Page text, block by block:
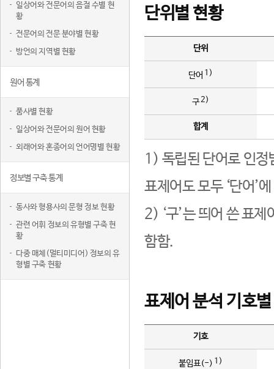
일상어와 전문어의 음절 수별 현
황
전문어의 전문 분야별 현황
방언의 지역별 현황
원어 통계
품사별 현황
일상어와 전문어의 원어 현황
외래어와 혼종어의 언어명별 현황
정보별 구축 통계
동사와 형용사의 문형 정보 현황
관련 어휘 정보의 유형별 구축 현
황
다중 매체(멀티미디어) 정보의 유
형별 구축 현황
단위별 현황
단위
단어 1)
구2)
합계
1) 독립된 단어로 인정
표제어도 모두 ‘단어’
2) ‘구’는 띄어 쓴 표
함함.
표제어 분석 기호
기호
붙임표(-) 1)